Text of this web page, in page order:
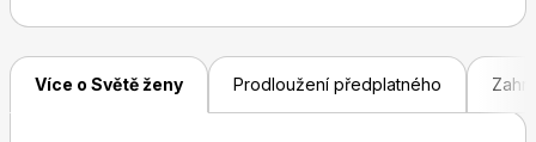
Více o Světě ženy Prodloužení předplatného